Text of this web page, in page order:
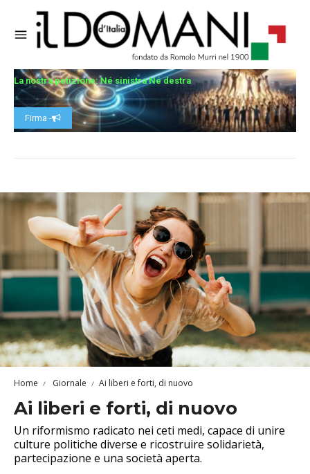
La nostra petizione: Né sinistra Né destra
Firma -
Home Giornale Ai liberi e forti, di nuovo
Ai liberi e forti, di nuovo
Un riformismo radicato nei ceti medi, capace di unire
culture politiche diverse e ricostruire solidarietà,
partecipazione e una società aperta.